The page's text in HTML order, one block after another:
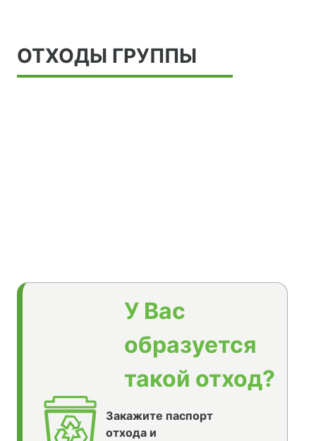
ОТХОДЫ ГРУППЫ
У Вас
образуется
такой отход?
Закажите паспорт
отхода и